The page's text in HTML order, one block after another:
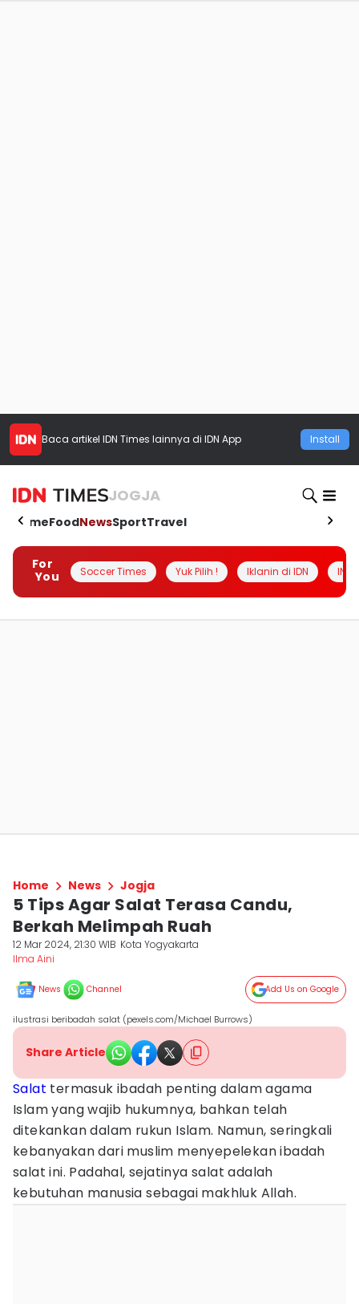
Baca artikel IDN Times lainnya di IDN App Install
JOGJA
HomeFoodNewsSportTravel
For
You
Soccer Times Yuk Pilih ! Iklanin di IDN
Home News Jogja
5 Tips Agar Salat Terasa Candu,
Berkah Melimpah Ruah
12 Mar 2024, 21:30 WIB Kota Yogyakarta
Ilma Aini
News Channel Add Us on Google
ilustrasi beribadah salat (pexels.com/Michael Burrows)
Share Article
Salat termasuk ibadah penting dalam agama
Islam yang wajib hukumnya, bahkan telah
ditekankan dalam rukun Islam. Namun, seringkali
kebanyakan dari muslim menyepelekan ibadah
salat ini. Padahal, sejatinya salat adalah
kebutuhan manusia sebagai makhluk Allah.